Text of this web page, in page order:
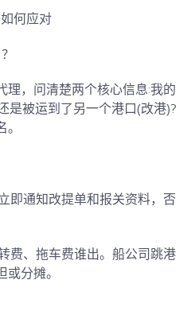
何应对
理，问清楚两个核心信息:我的
是被运到了另一个港口(改港)?
即通知改提单和报关资料，否
费、拖车费谁出。船公司跳港
分摊。